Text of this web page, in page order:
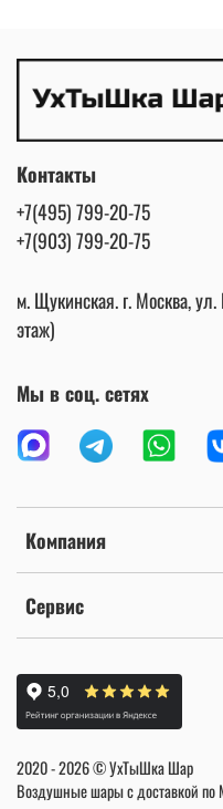
Компания
Сервис
Контакты
+7(495) 799-20-75
+7(903) 799-20-75
м. Щукинская. г. Москва,
этаж)
Мы в соц. сетях
2020 - 2026 © УхТыШка Шар
Воздушные шары с доставкой